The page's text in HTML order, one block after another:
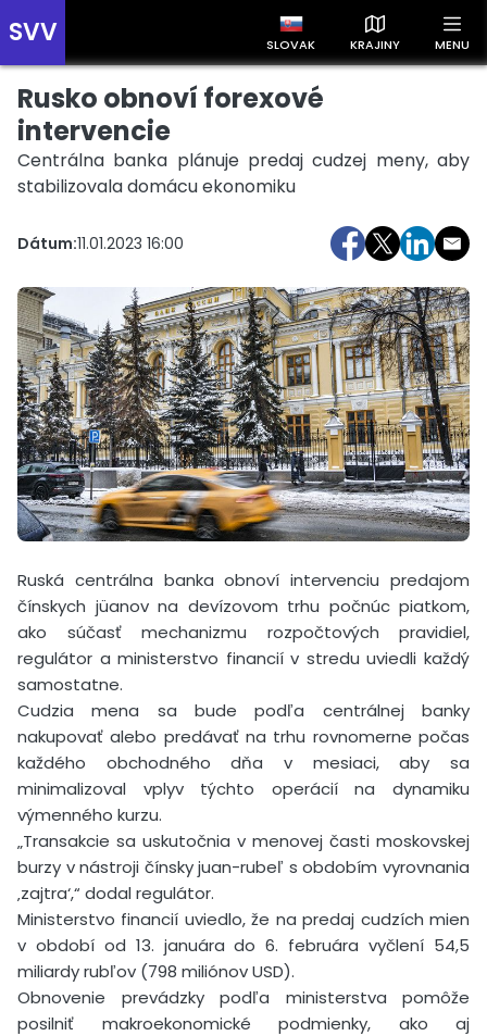
SVV SLOVAK KRAJINY MENU
Prehľad správ podľa krajín
Zobrazte si správy rozdelené podľa krajín a získajte rýchly
prehľad o dianí vo svete.
Slovensko Česko Maďarsko
Rusko obnoví forexové
intervencie
Centrálna banka plánuje predaj cudzej meny, aby
stabilizovala domácu ekonomiku
Dátum:11.01.2023 16:00
Ruská centrálna banka obnoví intervenciu predajom
čínskych jüanov na devízovom trhu počnúc piatkom,
ako súčasť mechanizmu rozpočtových pravidiel,
regulátor a ministerstvo financií v stredu uviedli každý
samostatne.
Cudzia mena sa bude podľa centrálnej banky
nakupovať alebo predávať na trhu rovnomerne počas
každého obchodného dňa v mesiaci, aby sa
minimalizoval vplyv týchto operácií na dynamiku
výmenného kurzu.
„Transakcie sa uskutočnia v menovej časti moskovskej
burzy v nástroji čínsky juan-rubeľ s obdobím vyrovnania
‚zajtra‘,“ dodal regulátor.
Ministerstvo financií uviedlo, že na predaj cudzích mien
v období od 13. januára do 6. februára vyčlení 54,5
miliardy rubľov (798 miliónov USD).
Obnovenie prevádzky podľa ministerstva pomôže
posilniť makroekonomické podmienky, ako aj